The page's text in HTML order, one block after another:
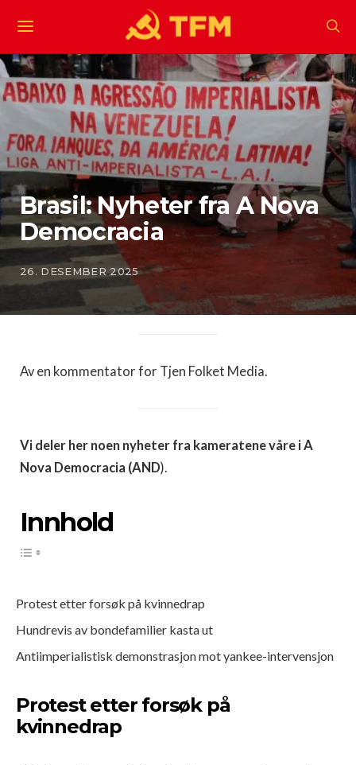
Brasil: Nyheter fra A Nova
Democracia
26. DESEMBER 2025
Av en kommentator for Tjen Folket Media.
Vi deler her noen nyheter fra kameratene våre i A
Nova Democracia (AND).
Innhold
Protest etter forsøk på kvinnedrap
Hundrevis av bondefamilier kasta ut
Antiimperialistisk demonstrasjon mot yankee-intervensjon
Protest etter forsøk på
kvinnedrap